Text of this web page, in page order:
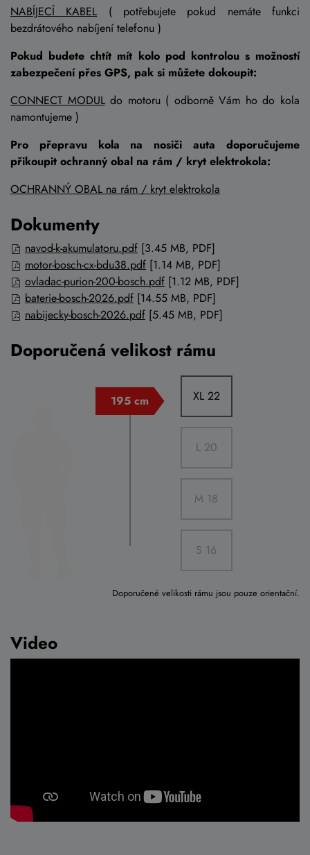
NABÍJECÍ KABEL ( potřebujete pokud nemáte funkci
bezdrátového nabíjení telefonu )
Pokud budete chtít mít kolo pod kontrolou s možností
zabezpečení přes GPS, pak si můžete dokoupit:
CONNECT MODULdo motoru ( odborně Vám ho do kola
namontujeme )
Pro přepravu kola na nosiči auta doporučujeme
přikoupit ochranný obal na rám / kryt elektrokola:
OCHRANNÝ OBAL na rám / kryt elektrokola
Dokumenty
navod-k-akumulatoru.pdf [3.45 MB, PDF]
motor-bosch-cx-bdu38.pdf [1.14 MB, PDF]
ovladac-purion-200-bosch.pdf [1.12 MB, PDF]
baterie-bosch-2026.pdf [14.55 MB, PDF]
nabijecky-bosch-2026.pdf [5.45 MB, PDF]
Doporučená velikost rámu
XL 22
L 20
M 18
S 16
Doporučené velikosti rámu jsou pouze orientační.
Video